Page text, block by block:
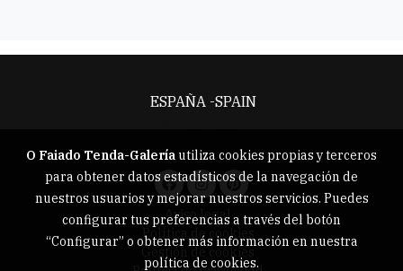
ESPAÑA -SPAIN
Aviso legal
Política de cookies
O Faiado Tenda-Galeríautiliza cookies propias y terceros
para obtener datos estadísticos de la navegación de
nuestros usuarios y mejorar nuestros servicios. Puedes
configurar tus preferencias a través del botón
“Configurar” o obtener más información en nuestra
política de cookies.